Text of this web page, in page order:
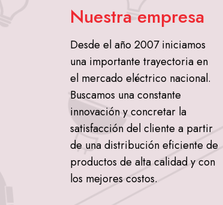
Nuestra empresa
Desde el año 2007 iniciamos
una importante trayectoria en
el mercado eléctrico nacional.
Buscamos una constante
innovación y concretar la
satisfacción del cliente a partir
de una distribución eficiente de
productos de alta calidad y con
los mejores costos.